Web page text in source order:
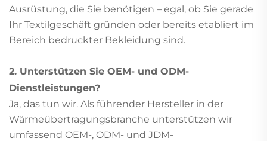
Ausrüstung, die Sie benötigen – egal, ob Sie gerade
Ihr Textilgeschäft gründen oder bereits etabliert im
Bereich bedruckter Bekleidung sind.
2. Unterstützen Sie OEM- und ODM-
Dienstleistungen?
Ja, das tun wir. Als führender Hersteller in der
Wärmeübertragungsbranche unterstützen wir
umfassend OEM-, ODM- und JDM-